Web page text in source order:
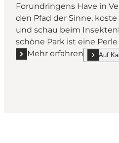
Forundringens Have in
den Pfad der Sinne,
und schau beim
schöne Park ist eine
Mehr erfahren
Mehr erfahren Auf
show